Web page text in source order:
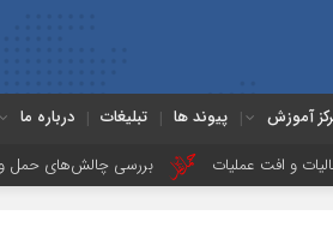
آموزش پیوند ها تبلیغات درباره ما
بررسی چالش‌های حمل ونقل کالا